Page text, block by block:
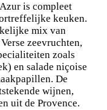
is compleet
keuken.
mix van
zeevruchten,
zoals
en salade niçoise
De
wijnen,
uit de Provence.